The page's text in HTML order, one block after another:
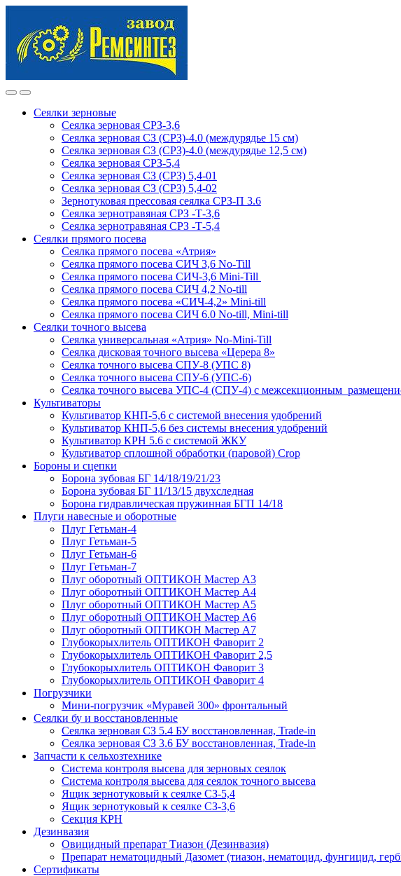
navigation
content
Сеялки зерновые
Сеялка зерновая СРЗ-3,6
Сеялка зерновая СЗ (СРЗ)-4.0 (междурядье 15 см)
Сеялка зерновая СЗ (СРЗ)-4.0 (междурядье 12,5 см)
Сеялка зерновая СРЗ-5,4
Сеялка зерновая СЗ (СРЗ) 5,4-01
Сеялка зерновая СЗ (СРЗ) 5,4-02
Зернотуковая прессовая сеялка СРЗ-П 3.6
Сеялка зернотравяная СРЗ -Т-3,6
Сеялка зернотравяная СРЗ -Т-5,4
Сеялки прямого посева
Сеялка прямого посева «Атрия»
Сеялка прямого посева СИЧ 3,6 No-Till
Сеялка прямого посева СИЧ-3,6 Mini-Till
Сеялка прямого посева СИЧ 4,2 No-till
Сеялка прямого посева «СИЧ-4,2» Mini-till
Сеялка прямого посева СИЧ 6.0 No-till, Mini-till
Сеялки точного высева
Сеялка универсальная «Атрия» No-Mini-Till
Сеялка дисковая точного высева «Церера 8»
Сеялка точного высева СПУ-8 (УПС 8)
Сеялка точного высева СПУ-6 (УПС-6)
Сеялка точного высева УПС-4 (СПУ-4) с межсекционным
Культиваторы
Культиватор КНП-5,6 с системой внесения удобрений
Культиватор КНП-5,6 без системы внесения удобрений
Культиватор КРН 5.6 с системой ЖКУ
Культиватор сплошной обработки (паровой) Crop
Бороны и сцепки
Борона зубовая БГ 14/18/19/21/23
Борона зубовая БГ 11/13/15 двухследная
Борона гидравлическая пружинная БГП 14/18
Плуги навесные и оборотные
Плуг Гетьман-4
Плуг Гетьман-5
Плуг Гетьман-6
Плуг Гетьман-7
Плуг оборотный ОПТИКОН Мастер А3
Плуг оборотный ОПТИКОН Мастер А4
Плуг оборотный ОПТИКОН Мастер А5
Плуг оборотный ОПТИКОН Мастер А6
Плуг оборотный ОПТИКОН Мастер А7
Глубокорыхлитель ОПТИКОН Фаворит 2
Глубокорыхлитель ОПТИКОН Фаворит 2,5
Глубокорыхлитель ОПТИКОН Фаворит 3
Глубокорыхлитель ОПТИКОН Фаворит 4
Погрузчики
Мини-погрузчик «Муравей 300» фронтальный
Сеялки бу и восстановленные
Сеялка зерновая СЗ 5.4 БУ восстановленная, Trade-in
Сеялка зерновая СЗ 3.6 БУ восстановленная, Trade-in
Запчасти к сельхозтехнике
Система контроля высева для зерновых сеялок
Система контроля высева для сеялок точного высева
Ящик зернотуковый к сеялке СЗ-5,4
Ящик зернотуковый к сеялке СЗ-3,6
Секция КРН
Дезинвазия
Овицидный препарат Тиазон (Дезинвазия)
Препарат нематоцидный Дазомет (тиазон, нематоцид, фунгицид,
Сертификаты